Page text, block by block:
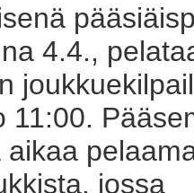
4.4.,
11:00.
aikaa
jossa